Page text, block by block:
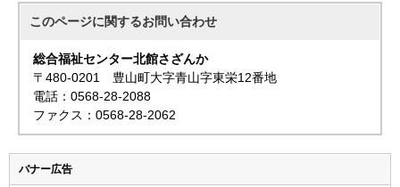
このページに関するお問い合わせ
総合福祉センター北館さざんか
〒480-0201 豊山町大字青山字東栄12番地
電話：0568-28-2088
ファクス：0568-28-2062
バナー広告